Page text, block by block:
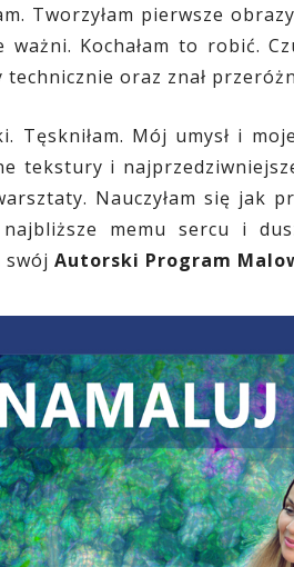
Tworzyłam pierwsze
Kochałam to robić.
oraz znał
Tęskniłam. Mój umysł i
tekstury i
Nauczyłam się jak
memu sercu i
swój Autorski Program